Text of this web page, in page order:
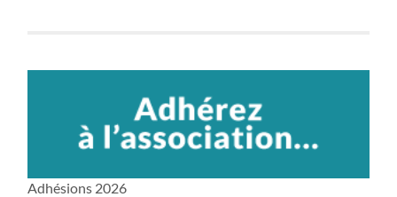
Adhésions 2026